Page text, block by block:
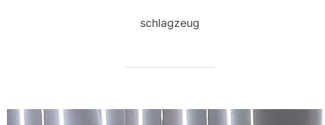
schlagzeug